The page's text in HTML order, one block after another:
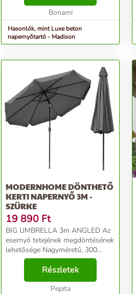
Bonami
Hasonlók, mint Luxe beton
napernyőtartó - Madison
MODERNHOME DÖNTHETŐ
KERTI NAPERNYŐ 3M -
SZÜRKE
19 890 Ft
BIG UMBRELLA 3m ANGLED Az
esernyő tetejének megdöntésének
lehetősége Nagyméretű, 300
centiméter átmérőjű tálka Eső- és
napálló anyag Stabil, tartós váz
Esernyőállító kurblimechanizmus
Szellőzőnyílás ...
Részletek
Pepita